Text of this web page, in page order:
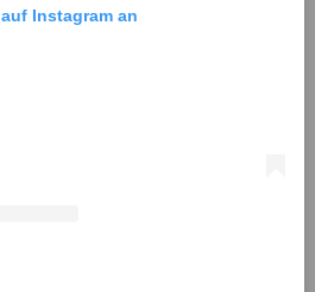
Instagram an